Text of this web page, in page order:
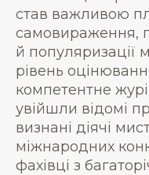
став важливою
самовираження,
й популяризації
рівень
компетентне
увійшли відомі
визнані діячі
міжнародних
фахівці з